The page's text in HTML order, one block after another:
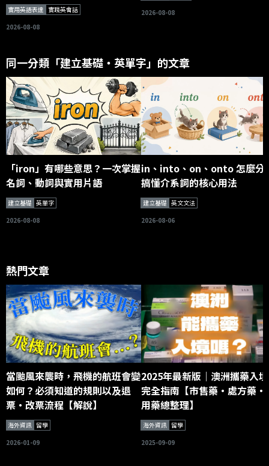
實用英語表達 實踐英會話
2026-08-08
2026-08-08
同一分類「建立基礎・英單字」的文章
「iron」有哪些意思？一次掌握
名詞、動詞與實用片語
建立基礎 英單字
2026-08-08
in、into、on、onto 怎麼分
搞懂介系詞的核心用法
建立基礎 英文文法
2026-08-06
熱門文章
當颱風來襲時，飛機的航班會變
如何？必須知道的規則以及退
票・改票流程【解說】
海外資訊 留學
2026-01-09
2025年最新版｜澳洲攜藥入境
完全指南【市售藥・處方藥・
用藥總整理】
海外資訊 留學
2025-09-09